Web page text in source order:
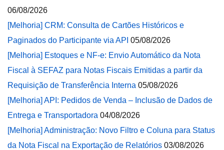
06/08/2026
[Melhoria] CRM: Consulta de Cartões Históricos e
Paginados do Participante via API 05/08/2026
[Melhoria] Estoques e NF-e: Envio Automático da Nota
Fiscal à SEFAZ para Notas Fiscais Emitidas a partir da
Requisição de Transferência Interna 05/08/2026
[Melhoria] API: Pedidos de Venda – Inclusão de Dados de
Entrega e Transportadora 04/08/2026
[Melhoria] Administração: Novo Filtro e Coluna para Status
da Nota Fiscal na Exportação de Relatórios 03/08/2026